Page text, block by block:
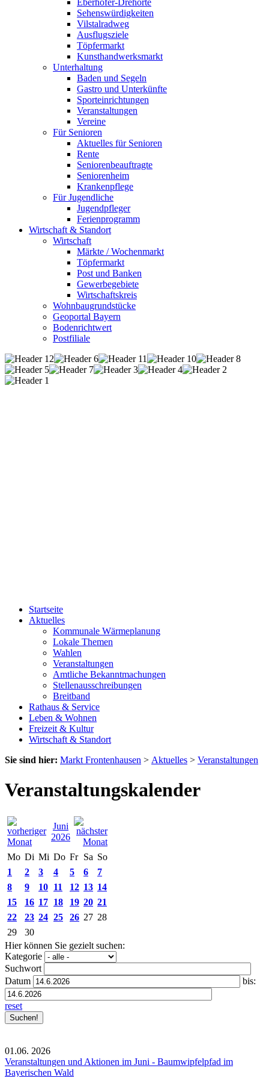
Eberhofer-Drehorte
Sehenswürdigkeiten
Vilstalradweg
Ausflugsziele
Töpfermarkt
Kunsthandwerksmarkt
Unterhaltung
Baden und Segeln
Gastro und Unterkünfte
Sporteinrichtungen
Veranstaltungen
Vereine
Für Senioren
Aktuelles für Senioren
Rente
Seniorenbeauftragte
Seniorenheim
Krankenpflege
Für Jugendliche
Jugendpfleger
Ferienprogramm
Wirtschaft & Standort
Wirtschaft
Märkte / Wochenmarkt
Töpfermarkt
Post und Banken
Gewerbegebiete
Wirtschaftskreis
Wohnbaugrundstücke
Geoportal Bayern
Bodenrichtwert
Postfiliale
Startseite
Aktuelles
Kommunale Wärmeplanung
Lokale Themen
Wahlen
Veranstaltungen
Amtliche Bekanntmachungen
Stellenausschreibungen
Breitband
Rathaus & Service
Leben & Wohnen
Freizeit & Kultur
Wirtschaft & Standort
Sie sind hier: Markt Frontenhausen > Aktuelles > Veranstaltungen
Veranstaltungskalender
Juni
2026
Mo Di Mi Do Fr Sa So
1
2 3 4 5 6
7
8
9 10 11 12 13 14
15
16 17 18 19 20 21
22
23 24 25 26 27 28
29
30
Hier können Sie gezielt suchen:
Kategorie
Suchwort
Datum
bis:
reset
01.06. 2026
Veranstaltungen und Aktionen im Juni - Baumwipfelpfad im
Bayerischen Wald